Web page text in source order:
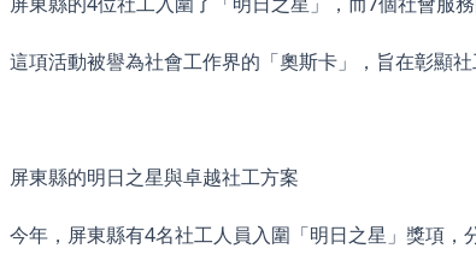
這項活動被譽為社會工作界的「奧斯卡」，旨在彰顯
屏東縣的明日之星與卓越社工方案
今年，屏東縣有4名社工人員入圍「明日之星」獎項，